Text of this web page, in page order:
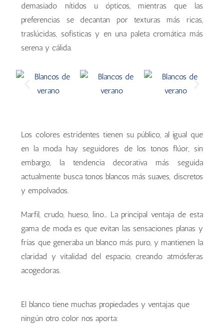
demasiado nítidos u ópticos, mientras que las
preferencias se decantan por texturas más ricas,
traslúcidas, sofisticas y en una paleta cromática más
serena y cálida.
Los colores estridentes tienen su público, al igual que
en la moda hay seguidores de los tonos flúor, sin
embargo, la tendencia decorativa más seguida
actualmente busca tonos blancos más suaves, discretos
y empolvados.
Marfil, crudo, hueso, lino… La principal ventaja de esta
gama de moda es que evitan las sensaciones planas y
frías que generaba un blanco más puro, y mantienen la
claridad y vitalidad del espacio, creando atmósferas
acogedoras.
El blanco tiene muchas propiedades y ventajas que
ningún otro color nos aporta: